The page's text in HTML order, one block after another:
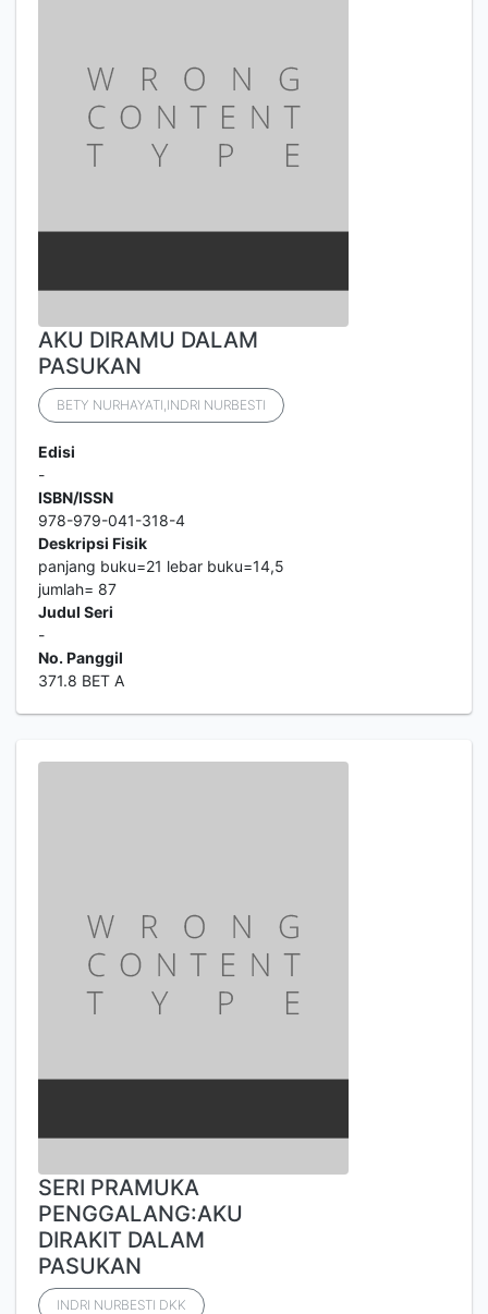
AKU DIRAMU DALAM
PASUKAN
BETY NURHAYATI,INDRI NURBESTI
Edisi
-
ISBN/ISSN
978-979-041-318-4
Deskripsi Fisik
panjang buku=21 lebar buku=14,5
jumlah= 87
Judul Seri
-
No. Panggil
371.8 BET A
SERI PRAMUKA
PENGGALANG:AKU
DIRAKIT DALAM
PASUKAN
INDRI NURBESTI DKK